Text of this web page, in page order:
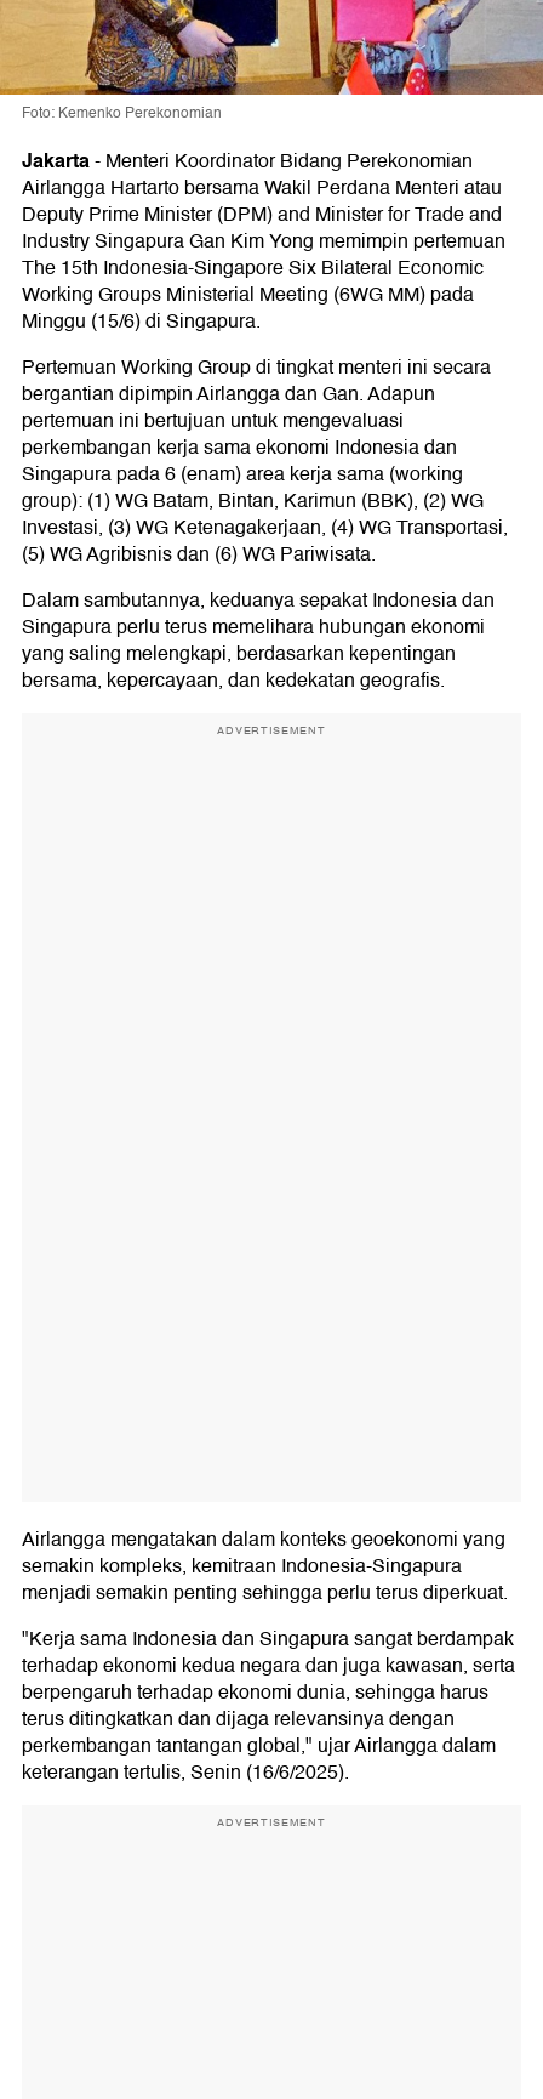
Foto: Kemenko Perekonomian
Jakarta-Menteri Koordinator Bidang Perekonomian
Airlangga Hartarto bersama Wakil Perdana Menteri atau
Deputy Prime Minister (DPM) and Minister for Trade and
Industry Singapura Gan Kim Yong memimpin pertemuan
The 15th Indonesia-Singapore Six Bilateral Economic
Working Groups Ministerial Meeting (6WG MM) pada
Minggu (15/6) di Singapura.
Pertemuan Working Group di tingkat menteri ini secara
bergantian dipimpin Airlangga dan Gan. Adapun
pertemuan ini bertujuan untuk mengevaluasi
perkembangan kerja sama ekonomi Indonesia dan
Singapura pada 6 (enam) area kerja sama (working
group): (1) WG Batam, Bintan, Karimun (BBK), (2) WG
Investasi, (3) WG Ketenagakerjaan, (4) WG Transportasi,
(5) WG Agribisnis dan (6) WG Pariwisata.
Dalam sambutannya, keduanya sepakat Indonesia dan
Singapura perlu terus memelihara hubungan ekonomi
yang saling melengkapi, berdasarkan kepentingan
bersama, kepercayaan, dan kedekatan geografis.
ADVERTISEMENT
Airlangga mengatakan dalam konteks geoekonomi yang
semakin kompleks, kemitraan Indonesia-Singapura
menjadi semakin penting sehingga perlu terus diperkuat.
"Kerja sama Indonesia dan Singapura sangat berdampak
terhadap ekonomi kedua negara dan juga kawasan, serta
berpengaruh terhadap ekonomi dunia, sehingga harus
terus ditingkatkan dan dijaga relevansinya dengan
perkembangan tantangan global," ujar Airlangga dalam
keterangan tertulis, Senin (16/6/2025).
ADVERTISEMENT